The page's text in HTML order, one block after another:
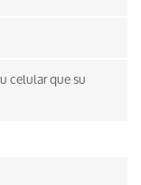
celular que su